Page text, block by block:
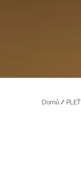
Domů / PLEŤ